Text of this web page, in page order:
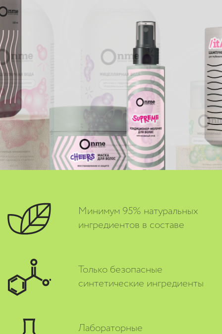
Минимум 95% натуральных
ингредиентов в составе
Только безопасные
синтетические ингредиенты
Лабораторные